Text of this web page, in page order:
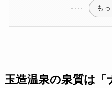
も
玉造温泉の泉質は